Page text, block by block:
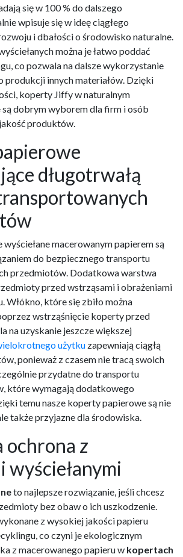
się w 100 % do dalszego
wpisuje się w ideę ciągłego
i dbałości o środowisko naturalne.
można je łatwo poddać
co pozwala na dalsze wykorzystanie
produkcji innych materiałów. Dzięki
koperty Jiffy w naturalnym
dobrym wyborem dla firm i osób
produktów.
długotrwałą
macerowanym papierem są
do bezpiecznego transportu
przedmiotów. Dodatkowa warstwa
przed wstrząsami i obrażeniami
Włókno, które się zbiło można
wstrząśnięcie koperty przed
na uzyskanie jeszcze większej
użytku zapewniają ciągłą
ponieważ z czasem nie tracą swoich
przydatne do transportu
które wymagają dodatkowego
temu nasze koperty papierowe są nie
także przyjazne dla środowiska.
ochrona z
wyściełanymi
to najlepsze rozwiązanie, jeśli chcesz
bez obaw o ich uszkodzenie.
z wysokiej jakości papieru
co czyni je ekologicznym
z macerowanego papieru w kopertach